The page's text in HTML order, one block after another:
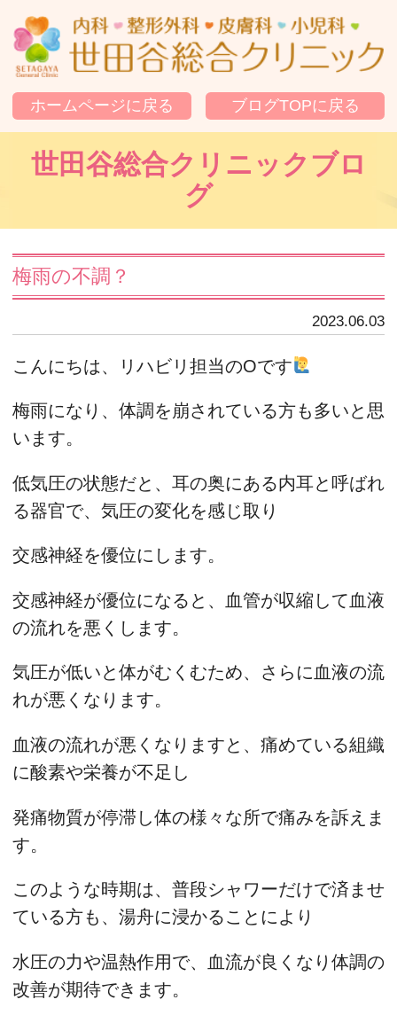
ホームページに戻る ブログTOPに戻る
世田谷総合クリニックブロ
グ
梅雨の不調？
2023.06.03
こんにちは、リハビリ担当のOです
梅雨になり、体調を崩されている方も多いと思
います。
低気圧の状態だと、耳の奥にある内耳と呼ばれ
る器官で、気圧の変化を感じ取り
交感神経を優位にします。
交感神経が優位になると、血管が収縮して血液
の流れを悪くします。
気圧が低いと体がむくむため、さらに血液の流
れが悪くなります。
血液の流れが悪くなりますと、痛めている組織
に酸素や栄養が不足し
発痛物質が停滞し体の様々な所で痛みを訴えま
す。
このような時期は、普段シャワーだけで済ませ
ている方も、湯舟に浸かることにより
水圧の力や温熱作用で、血流が良くなり体調の
改善が期待できます。